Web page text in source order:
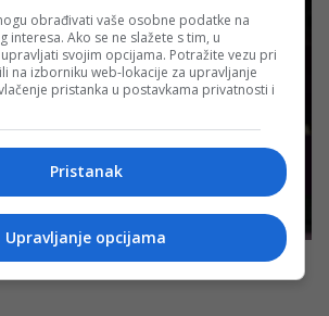
obrađivati vaše osobne podatke na
interesa. Ako se ne slažete s tim, u
svojim opcijama. Potražite vezu pri
na izborniku web-lokacije za upravljanje
pristanka u postavkama privatnosti i
Pristanak
Upravljanje opcijama